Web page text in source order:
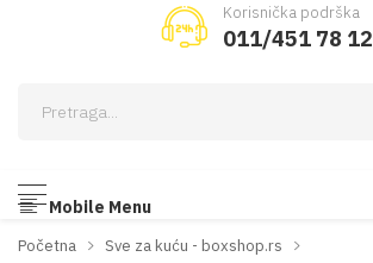
Korisnička podrška
011/451 78 12
Mobile Menu
Početna
Sve za kuću - boxshop.rs